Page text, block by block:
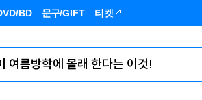
BD 문구/GIFT 티켓